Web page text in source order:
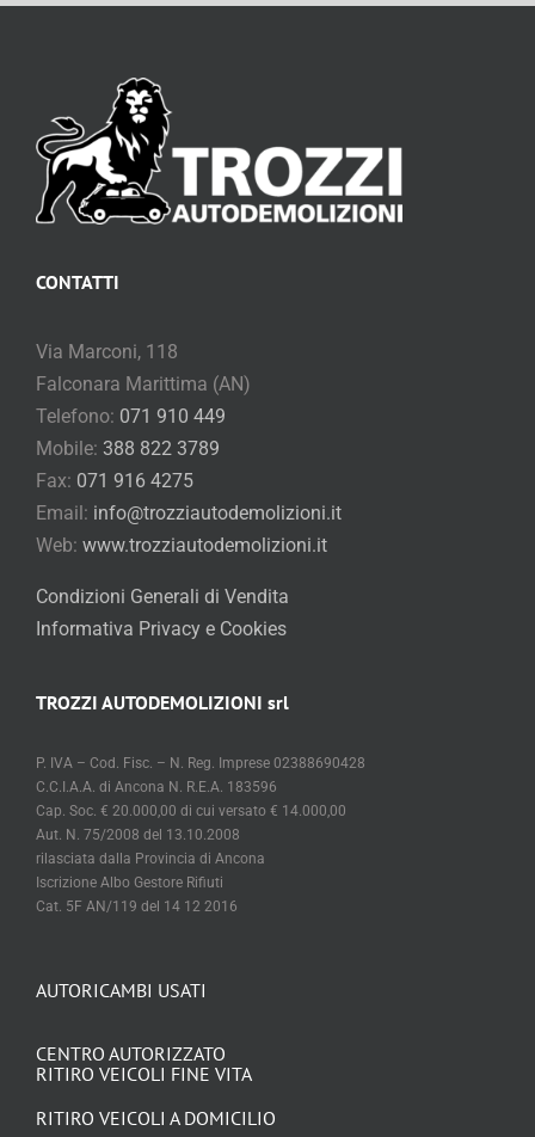
AUTORICAMBI USATI
CENTRO AUTORIZZATO
RITIRO VEICOLI FINE VITA
RITIRO VEICOLI A DOMICILIO
CONTATTI
Via Marconi, 118
Falconara Marittima (AN)
Telefono: 071 910 449
Mobile: 388 822 3789
Fax: 071 916 4275
Email: info@trozziautodemolizioni.it
Web: www.trozziautodemolizioni.it
Condizioni Generali di Vendita
Informativa Privacy e Cookies
TROZZI AUTODEMOLIZIONI srl
P. IVA – Cod. Fisc. – N. Reg. Imprese 02388690428
C.C.I.A.A. di Ancona N. R.E.A. 183596
Cap. Soc. € 20.000,00 di cui versato € 14.000,00
Aut. N. 75/2008 del 13.10.2008
rilasciata dalla Provincia di Ancona
Iscrizione Albo Gestore Rifiuti
Cat. 5F AN/119 del 14 12 2016